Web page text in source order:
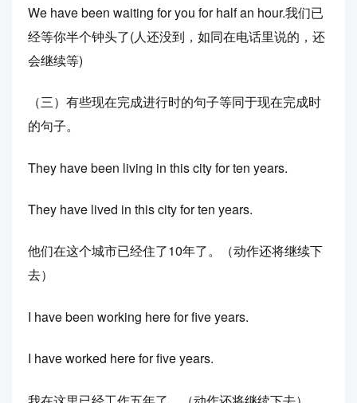
We have been waiting for you for half an hour.我们已
经等你半个钟头了(人还没到，如同在电话里说的，还
会继续等)
（三）有些现在完成进行时的句子等同于现在完成时
的句子。
They have been living in this city for ten years.
They have lived in this city for ten years.
他们在这个城市已经住了10年了。（动作还将继续下
去）
I have been working here for five years.
I have worked here for five years.